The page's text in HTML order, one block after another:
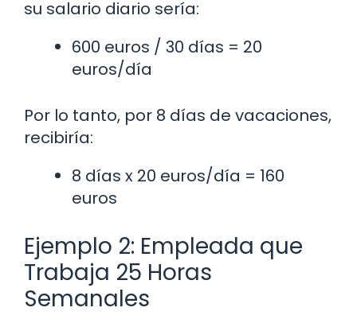
su salario diario sería:
600 euros / 30 días = 20
euros/día
Por lo tanto, por 8 días de vacaciones,
recibiría:
8 días x 20 euros/día = 160
euros
Ejemplo 2: Empleada que
Trabaja 25 Horas
Semanales